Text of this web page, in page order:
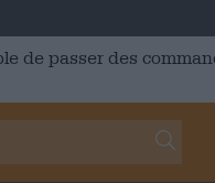
de passer des